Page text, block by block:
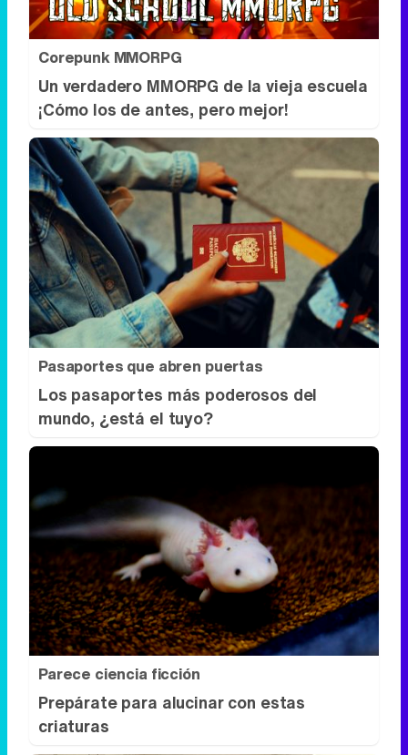
Corepunk MMORPG
Un verdadero MMORPG de la vieja escuela
¡Cómo los de antes, pero mejor!
Pasaportes que abren puertas
Los pasaportes más poderosos del
mundo, ¿está el tuyo?
Parece ciencia ficción
Prepárate para alucinar con estas
criaturas